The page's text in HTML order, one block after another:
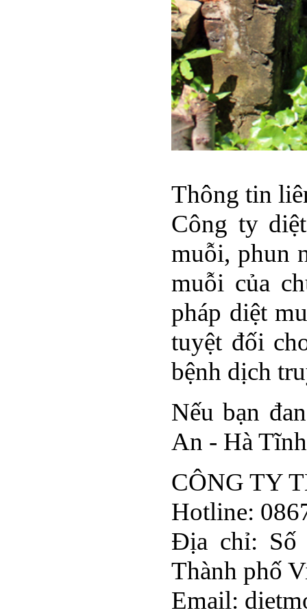
Thông tin
Công ty
muỗi, phun
muỗi của
pháp diệt
tuyệt đối
bệnh dịch
Nếu bạn
An - Hà
CÔNG TY
Hotline:
Địa chỉ: Số
Thành phố
Email: